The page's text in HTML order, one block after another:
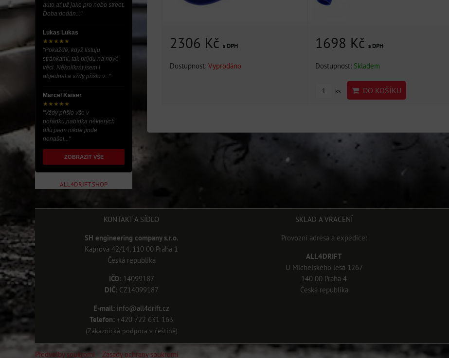
2306 Kč s DPH
Dostupnost: Vyprodáno
1698 Kč s DPH
Dostupnost: Skladem
ks DO KOŠÍKU
auto ať už jako pro nebo street.
Doba dodán..."
Lukas Lukas
★★★★★
"Pokaždé, když listuju
stránkami, tak prijdu na nové
věci. Několikrát jsem i
objednal a vždy přišlo v..."
Marcel Kaiser
★★★★★
"Vždy přišlo vše v
pořádku,nabídka některých
dílů,jsem nikde jinde
nenašel..."
ZOBRAZIT VŠE
ALL4DRIFT.SHOP
KONTAKT A SÍDLO
SH engineering company s.r.o.
Kaprova 42/14, 110 00 Praha 1
Česká republika
IČO:14099187
DIČ:CZ14099187
E-mail: info@all4drift.cz
Telefon: +420 722 631 163
(Zákaznická podpora v češtině)
SKLAD A VRACENÍ
Provozní adresa a expedice:
ALL4DRIFT
U Michelského lesa 1267
140 00 Praha 4
Česká republika
Předvolby soukromí Zásady ochrany soukromí